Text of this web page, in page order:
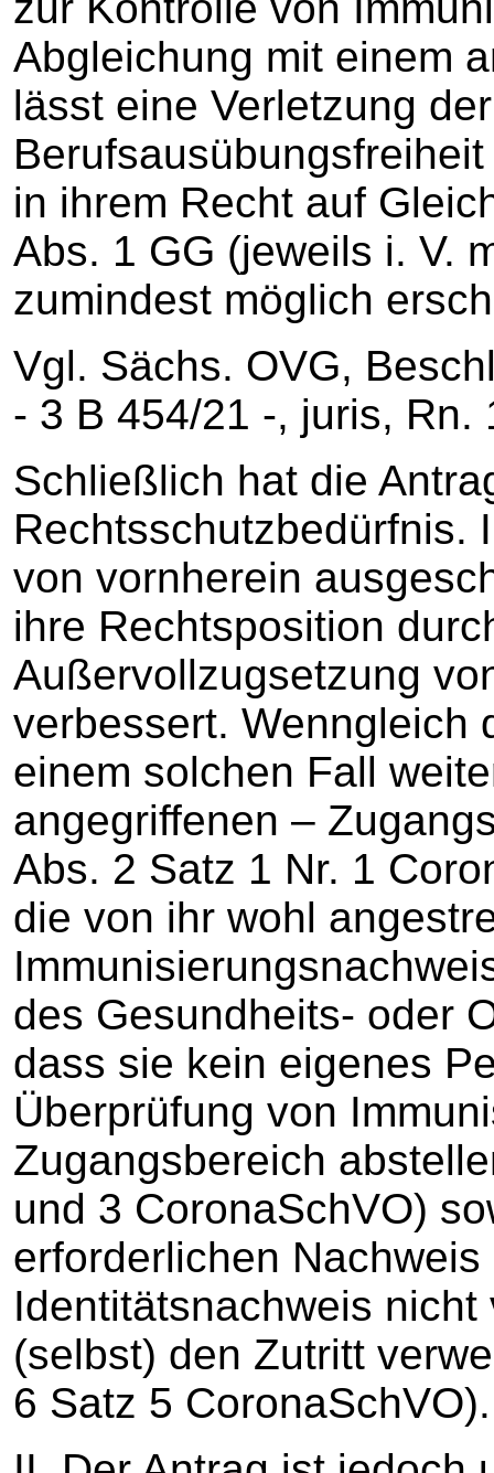
Abgleichung mit einem
lässt eine Verletzung
in ihrem Recht auf
Abs. 1 GG (jeweils i. V.
zumindest möglich
Vgl. Sächs. OVG,
‑ 3 B 454/21 -, juris, Rn.
Schließlich hat die
Rechtsschutzbedürfnis.
von vornherein
ihre Rechtsposition
Außervollzugsetzung
verbessert. Wenngleich
einem solchen Fall
angegriffenen –
Abs. 2 Satz 1 Nr. 1
die von ihr wohl
des Gesundheits- oder
dass sie kein eigenes
Überprüfung von
Zugangsbereich
und 3 CoronaSchVO)
erforderlichen
Identitätsnachweis
(selbst) den Zutritt
6 Satz 5 CoronaSchVO).